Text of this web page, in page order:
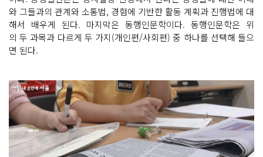
와 그들과의 관계와 소통법, 경험에 기반한 활동 계획과 진행법에 대
해서 배우게 된다. 마지막은 동행인문학이다. 동행인문학은 위
의 두 과목과 다르게 두 가지(개인편/사회편) 중 하나를 선택해 들으
면 된다.